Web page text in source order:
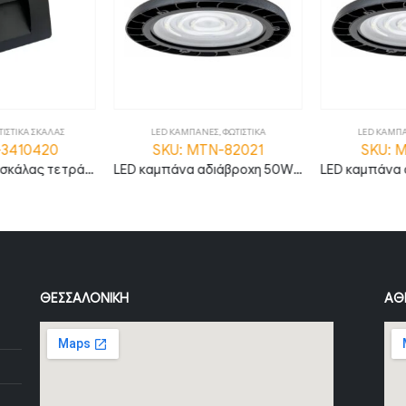
ΣΚΑΛΑΣ
LED φωτιστικό σκάλας τετράγωνο 3W 3000K θερμό λευκό με μαύρο σώμα IP65
LED ΚΑΜΠΑΝΕΣ,ΦΩΤΙΣΤΙΚΑ
SKU: MTN-82021
LED καμπάνα αδιάβροχη 50W φυσικό λευκό 4500K 90° MTN-82021
LED
SKU:
ΘΕΣΣΑΛΟΝΊΚΗ